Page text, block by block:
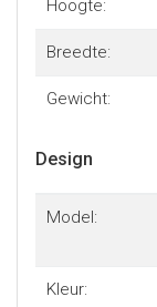
Hoogte:
Breedte:
Gewicht:
Design
Model:
Kleur: